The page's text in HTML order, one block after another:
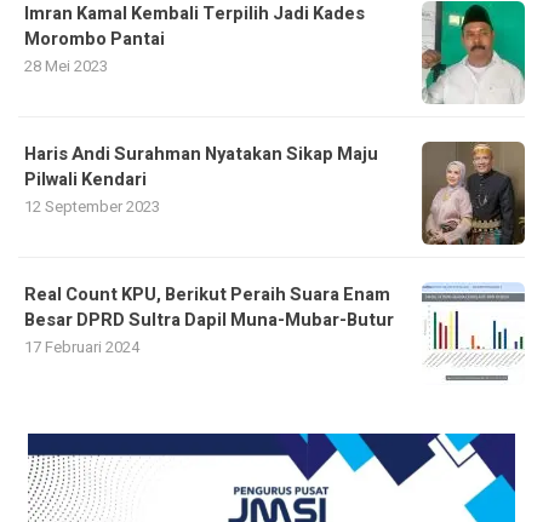
Imran Kamal Kembali Terpilih Jadi Kades
Morombo Pantai
28 Mei 2023
Haris Andi Surahman Nyatakan Sikap Maju
Pilwali Kendari
12 September 2023
Real Count KPU, Berikut Peraih Suara Enam
Besar DPRD Sultra Dapil Muna-Mubar-Butur
17 Februari 2024